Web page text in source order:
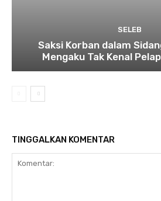
SELEB
Saksi Korban dalam
Mengaku Tak Kenal
TINGGALKAN KOMENTAR